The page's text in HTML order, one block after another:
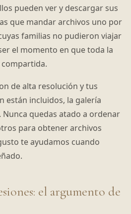
pueden ver y descargar sus
que mandar archivos uno por
familias no pudieron viajar
el momento en que toda la
de alta resolución y tus
están incluidos, la galería
quedas atado a ordenar
para obtener archivos
te ayudamos cuando
el argumento de